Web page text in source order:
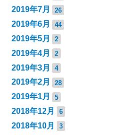
2019年7月 26
2019年6月 44
2019年5月 2
2019年4月 2
2019年3月 4
2019年2月 28
2019年1月 5
2018年12月 6
2018年10月 3